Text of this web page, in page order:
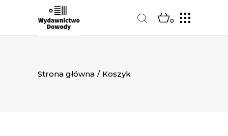
0
Strona główna / Koszyk